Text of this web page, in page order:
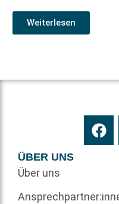
Weiterlesen
ÜBER UNS
Über uns